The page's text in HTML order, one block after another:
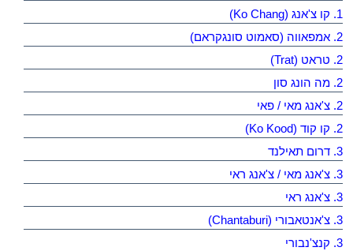
1. קו צ'אנג (Ko Chang)
2. אמפאווה (סאמוט סונגקראם)
2. טראט (Trat)
2. מה הונג סון
2. צ'אנג מאי / פאי
2. קו קוד (Ko Kood)
3. דרום תאילנד
3. צ'אנג מאי / צ'אנג ראי
3. צ'אנג ראי
3. צ'אנטאבורי (Chantaburi)
3. קנצ'נבורי